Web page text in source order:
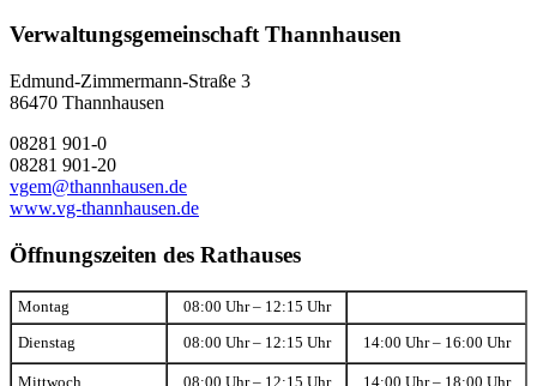
Verwaltungsgemeinschaft Thannhausen
Edmund-Zimmermann-Straße 3
86470 Thannhausen
08281 901-0
08281 901-20
vgem@thannhausen.de
www.vg-thannhausen.de
Öffnungszeiten des Rathauses
Montag 08:00 Uhr – 12:15 Uhr
Dienstag 08:00 Uhr – 12:15 Uhr 14:00 Uhr – 16:00 Uhr